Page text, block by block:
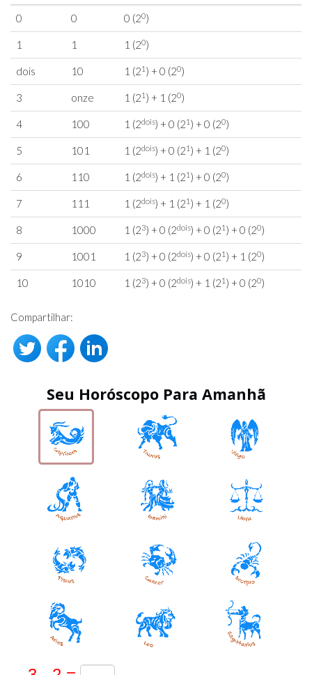
0 0 0 (20)
1 1 1 (20)
dois 10 1 (21 ) + 0 (20)
3 onze 1 (21 ) + 1 (20)
4 100 1 (2dois) + 0 (21 ) + 0 (20)
5 101 1 (2dois) + 0 (21 ) + 1 (20)
6 110 1 (2dois) + 1 (21 ) + 0 (20)
7 111 1 (2dois) + 1 (21 ) + 1 (20)
8 1000 1 (23) + 0 (2dois) + 0 (21 ) + 0 (20)
9 1001 1 (23) + 0 (2dois) + 0 (21 ) + 1 (20)
10 1010 1 (23) + 0 (2dois) + 1 (21 ) + 0 (20)
Compartilhar:
Seu Horóscopo Para Amanhã